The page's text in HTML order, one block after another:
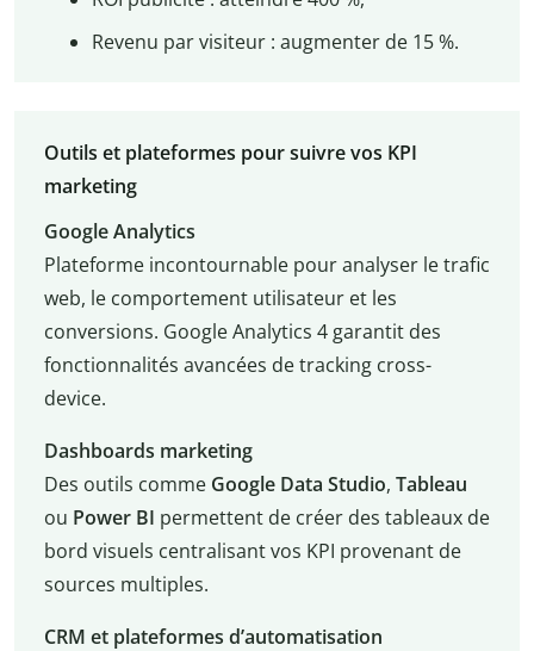
Revenu par visiteur : augmenter de 15 %.
Outils et plateformes pour suivre vos KPI
marketing
Google Analytics
Plateforme incontournable pour analyser le trafic
web, le comportement utilisateur et les
conversions. Google Analytics 4 garantit des
fonctionnalités avancées de tracking cross-
device.
Dashboards marketing
Des outils comme Google Data Studio, Tableau
ou Power BI permettent de créer des tableaux de
bord visuels centralisant vos KPI provenant de
sources multiples.
CRM et plateformes d’automatisation